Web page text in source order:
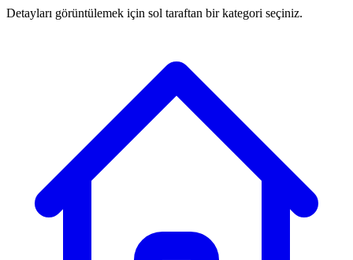
Detayları görüntülemek için sol taraftan bir kategori seçiniz.